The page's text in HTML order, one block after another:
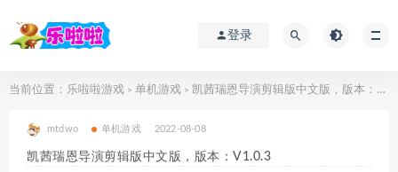
登录
当前位置： 乐啦啦游戏 > 单机游戏 > 凯茜瑞恩导演剪辑版中文版，版本：V1.0.3
mtdwo 单机游戏 2022-08-08
凯茜瑞恩导演剪辑版中文版，版本：V1.0.3